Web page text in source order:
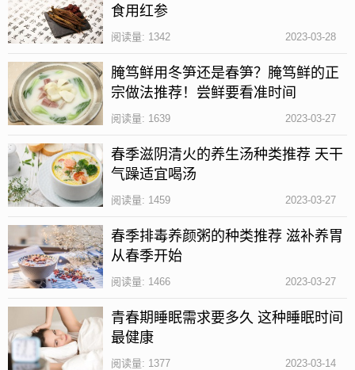
筷子发霉说明存放筷子的地方过于潮湿，说明还会有
地方。
而且筷子发霉多是木质的，因此可以用开水烫过之
食用红参
2023-03-28
阅读量: 1342
腌笃鲜用冬笋还是春笋？腌笃鲜的正
宗做法推荐！尝鲜要看准时间
2023-03-27
阅读量: 1639
春季滋阴清火的养生汤种类推荐 天干
气躁适宜喝汤
2023-03-27
阅读量: 1459
春季排毒养颜粥的种类推荐 滋补养胃
从春季开始
2023-03-27
阅读量: 1466
青春期睡眠需求要多久 这种睡眠时间
最健康
2023-03-14
阅读量: 1377